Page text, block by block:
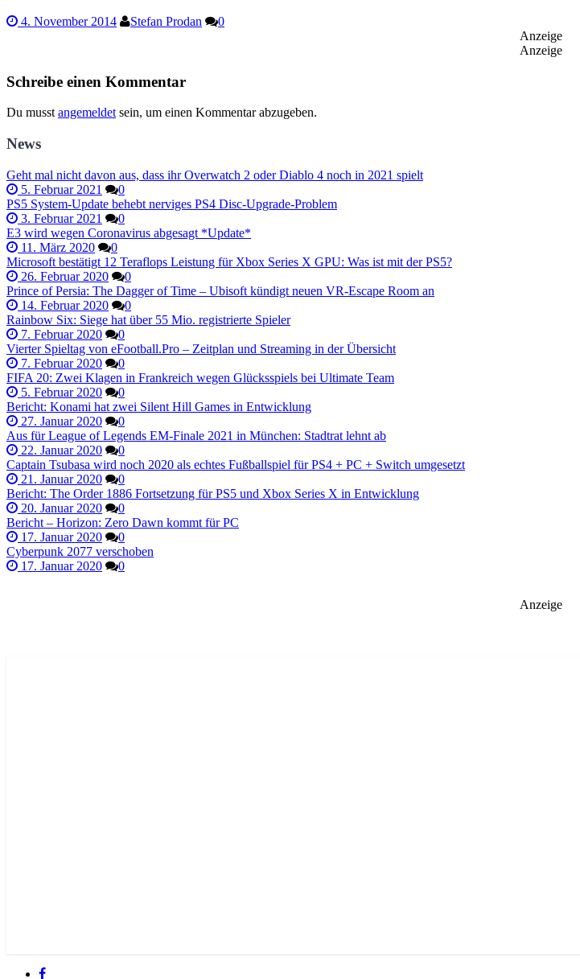
4. November 2014 Stefan Prodan
0
Anzeige
Anzeige
Schreibe einen Kommentar
Du musst angemeldet sein, um einen Kommentar abzugeben.
News
Geht mal nicht davon aus, dass ihr Overwatch 2 oder Diablo 4 noch in 2021 spielt
5. Februar 2021
0
PS5 System-Update behebt nerviges PS4 Disc-Upgrade-Problem
3. Februar 2021
0
E3 wird wegen Coronavirus abgesagt *Update*
11. März 2020
0
Microsoft bestätigt 12 Teraflops Leistung für Xbox Series X GPU: Was ist mit der PS5?
26. Februar 2020
0
Prince of Persia: The Dagger of Time – Ubisoft kündigt neuen VR-Escape Room an
14. Februar 2020
0
Rainbow Six: Siege hat über 55 Mio. registrierte Spieler
7. Februar 2020
0
Vierter Spieltag von eFootball.Pro – Zeitplan und Streaming in der Übersicht
7. Februar 2020
0
FIFA 20: Zwei Klagen in Frankreich wegen Glücksspiels bei Ultimate Team
5. Februar 2020
0
Bericht: Konami hat zwei Silent Hill Games in Entwicklung
27. Januar 2020
0
Aus für League of Legends EM-Finale 2021 in München: Stadtrat lehnt ab
22. Januar 2020
0
Captain Tsubasa wird noch 2020 als echtes Fußballspiel für PS4 + PC + Switch umgesetzt
21. Januar 2020
0
Bericht: The Order 1886 Fortsetzung für PS5 und Xbox Series X in Entwicklung
20. Januar 2020
0
Bericht – Horizon: Zero Dawn kommt für PC
17. Januar 2020
0
Cyberpunk 2077 verschoben
17. Januar 2020
0
Anzeige